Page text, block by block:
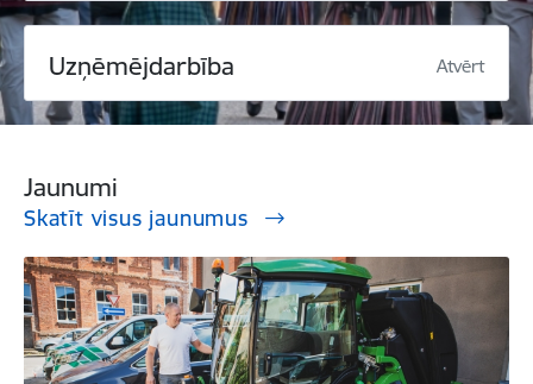
Uzņēmējdarbība Atvērt
Jaunumi
Skatīt visus jaunumus